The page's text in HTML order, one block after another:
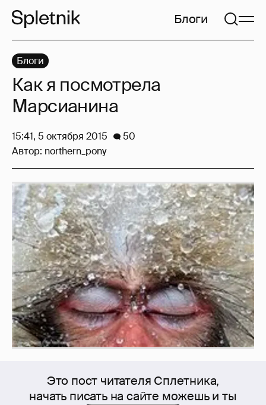
Блоги
Это пост читателя Сплетника,
начать писать на сайте можешь и ты
Блоги
Как я посмотрела
Марсианина
15:41, 5 октября 2015
50
Автор: northern_pony